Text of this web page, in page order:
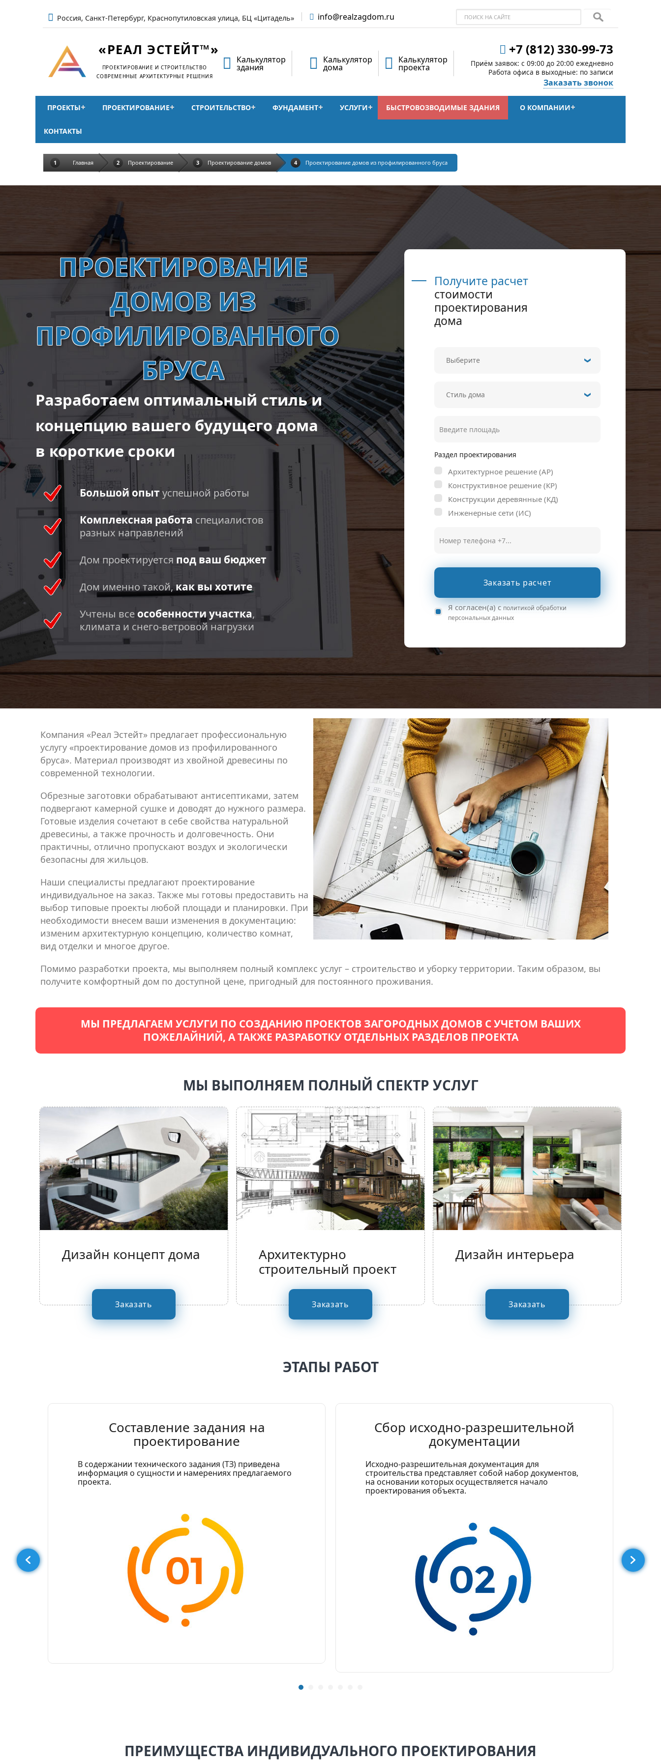
Россия, Санкт-Петербург, Краснопутиловская улица, БЦ «Цитадель» info@realzagdom.ru
«РЕАЛ ЭСТЕЙТ™»
ПРОЕКТИРОВАНИЕ И СТРОИТЕЛЬСТВО
СОВРЕМЕННЫЕ АРХИТЕКТУРНЫЕ РЕШЕНИЯ
+7 (812) 330-99-73
Приём заявок: c 09:00 до 20:00 ежедневно
Работа офиса в выходные: по записи
Заказать звонок
Калькулятор
проекта
Калькулятор
дома
Калькулятор
здания
ПРОЕКТЫ ПРОЕКТИРОВАНИЕ СТРОИТЕЛЬСТВО ФУНДАМЕНТ УСЛУГИ БЫСТРОВОЗВОДИМЫЕ ЗДАНИЯ О КОМПАНИИ
КОНТАКТЫ
Главная Проектирование Проектирование домов Проектирование домов из профилированного бруса
ПРОЕКТИРОВАНИЕ
ДОМОВ ИЗ
ПРОФИЛИРОВАННОГО
БРУСА
Разработаем оптимальный стиль и
концепцию вашего будущего дома
в короткие сроки
Большой опытуспешной работы
Комплексная работа специалистов
разных направлений
Дом проектируется под ваш бюджет
Дом именно такой,как вы хотите
Учтены все особенности участка,
климата и снего-ветровой нагрузки
Получите расчет
стоимости
проектирования
дома
Раздел проектирования
Архитектурное решение (АР)
Конструктивное решение (КР)
Конструкции деревянные (КД)
Инженерные сети (ИС)
Заказать расчет
Я согласен(а) сполитикой обработки
персональных данных
Компания «Реал Эстейт» предлагает профессиональную
услугу «проектирование домов из профилированного
бруса». Материал производят из хвойной древесины по
современной технологии.
Обрезные заготовки обрабатывают антисептиками, затем
подвергают камерной сушке и доводят до нужного размера.
Готовые изделия сочетают в себе свойства натуральной
древесины, а также прочность и долговечность. Они
практичны, отлично пропускают воздух и экологически
безопасны для жильцов.
Наши специалисты предлагают проектирование
индивидуальное на заказ. Также мы готовы предоставить на
выбор типовые проекты любой площади и планировки. При
необходимости внесем ваши изменения в документацию:
изменим архитектурную концепцию, количество комнат,
вид отделки и многое другое.
Помимо разработки проекта, мы выполняем полный комплекс услуг – строительство и уборку территории. Таким образом, вы
получите комфортный дом по доступной цене, пригодный для постоянного проживания.
МЫ ПРЕДЛАГАЕМ УСЛУГИ ПО СОЗДАНИЮ ПРОЕКТОВ ЗАГОРОДНЫХ ДОМОВ С УЧЕТОМ ВАШИХ
ПОЖЕЛАЙНИЙ, А ТАКЖЕ РАЗРАБОТКУ ОТДЕЛЬНЫХ РАЗДЕЛОВ ПРОЕКТА
МЫ ВЫПОЛНЯЕМ ПОЛНЫЙ СПЕКТР УСЛУГ
Дизайн концепт дома
Заказать
Архитектурно
строительный проект
Заказать
Дизайн интерьера
Заказать
ЭТАПЫ РАБОТ
Составление задания на
проектирование
В содержании технического задания (ТЗ) приведена
информация о сущности и намерениях предлагаемого
проекта.
Сбор исходно-разрешительной
документации
Исходно-разрешительная документация для
строительства представляет собой набор документов,
на основании которых осуществляется начало
проектирования объекта.
ПРЕИМУЩЕСТВА ИНДИВИДУАЛЬНОГО ПРОЕКТИРОВАНИЯ